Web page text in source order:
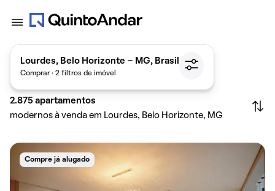
Lourdes, Belo Horizonte - MG, Brasil
Comprar · 2 filtros de imóvel
2.875 apartamentos
modernos à venda em Lourdes, Belo Horizonte, MG
Compre já alugado